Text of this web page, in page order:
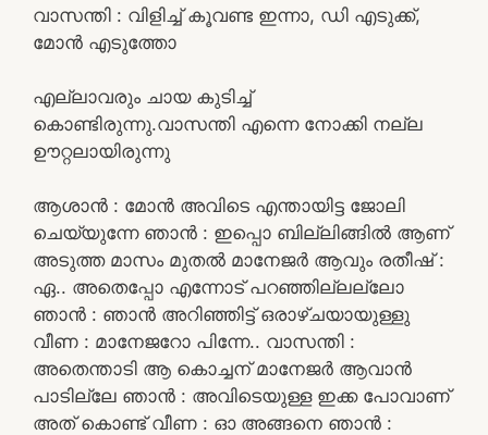
വാസന്തി : വിളിച്ച് കൂവണ്ട ഇന്നാ, ഡി എടുക്ക്,
മോൻ എടുത്തോ
എല്ലാവരും ചായ കുടിച്ച്
കൊണ്ടിരുന്നു.വാസന്തി എന്നെ നോക്കി നല്ല
ഊറ്റലായിരുന്നു
ആശാൻ : മോൻ അവിടെ എന്തായിട്ട ജോലി
ചെയ്യുന്നേ ഞാൻ : ഇപ്പൊ ബില്ലിങ്ങിൽ ആണ്
അടുത്ത മാസം മുതൽ മാനേജർ ആവും രതീഷ് :
ഏ.. അതെപ്പോ എന്നോട് പറഞ്ഞില്ലല്ലോ
ഞാൻ : ഞാൻ അറിഞ്ഞിട്ട് ഒരാഴ്ചയായുള്ളു
വീണ : മാനേജറോ പിന്നേ.. വാസന്തി :
അതെന്താടി ആ കൊച്ചന് മാനേജർ ആവാൻ
പാടില്ലേ ഞാൻ : അവിടെയുള്ള ഇക്ക പോവാണ്
അത് കൊണ്ട് വീണ : ഓ അങ്ങനെ ഞാൻ :